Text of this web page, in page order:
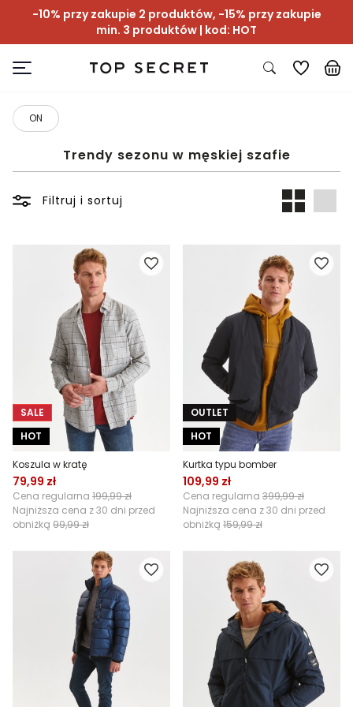
-10% przy zakupie 2 produktów, -15% przy zakupie
min. 3 produktów | kod: HOT
ON
Trendy sezonu w męskiej szafie
Filtruj i sortuj
SALE
HOT
Koszula w kratę
79,99 zł
Cena regularna 199,99 zł
Najniższa cena z 30 dni przed
obniżką 99,99 zł
OUTLET
HOT
Kurtka typu bomber
109,99 zł
Cena regularna 399,99 zł
Najniższa cena z 30 dni przed
obniżką 159,99 zł